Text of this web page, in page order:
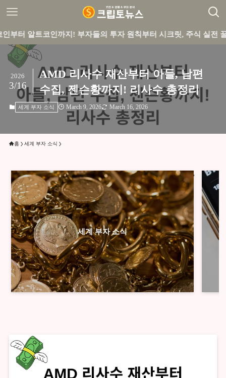
코인까지! 부자들의 투자 원칙부터 시크릿, 주식 실전 꿀팁까지 큐
AMD 리사수 재산부터 아들, 남편
수집, 젠슨황까지! 리사수 총정리
2026
3/16
세계 부자 소식 March 9, 2026 March 16, 2026
홈 세계 부자 소식
세계 부자 소식